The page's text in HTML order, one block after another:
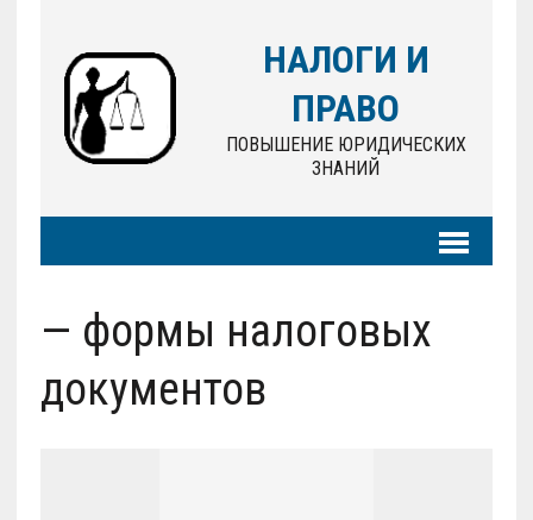
НАЛОГИ И
ПРАВО
ПОВЫШЕНИЕ ЮРИДИЧЕСКИХ
ЗНАНИЙ
— формы налоговых
документов